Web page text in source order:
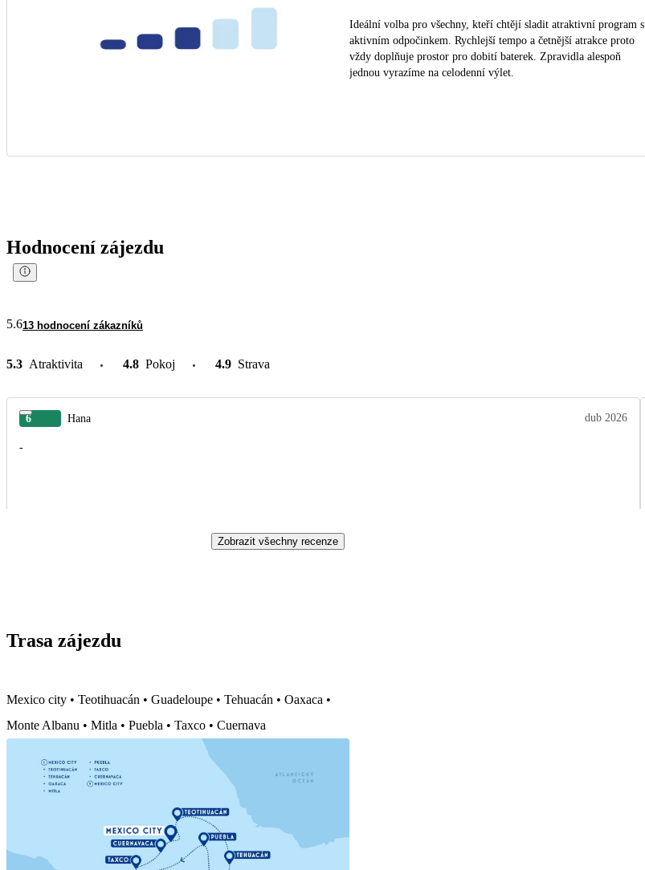
Ideální volba pro všechny, kteří chtějí sladit atraktivní program s
aktivním odpočinkem. Rychlejší tempo a četnější atrakce proto
vždy doplňuje prostor pro dobití baterek. Zpravidla alespoň
jednou vyrazíme na celodenní výlet.
Hodnocení zájezdu
5.613 hodnocení zákazníků
5.3 Atraktivita 4.8 Pokoj 4.9 Strava
6 Hana dub 2026
-
Zobrazit všechny recenze
Trasa zájezdu
Mexico city • Teotihuacán • Guadeloupe • Tehuacán • Oaxaca •
Monte Albanu • Mitla • Puebla • Taxco • Cuernava